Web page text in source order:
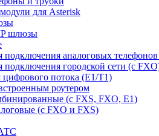
для Asterisk
шлюзы
подключения аналоговых
подключения городской сети (с
цифрового потока (E1/T1)
роутером
(c FXS, FXO, E1)
(с FXO и FXS)